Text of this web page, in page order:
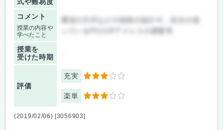
コメント
授業の内容や
学べたこと
通信の方式などの技術の紹介や、自分の使
授業を
受けた時期
評価
充実 3
楽単 3
(2019/02/06) [3056903]